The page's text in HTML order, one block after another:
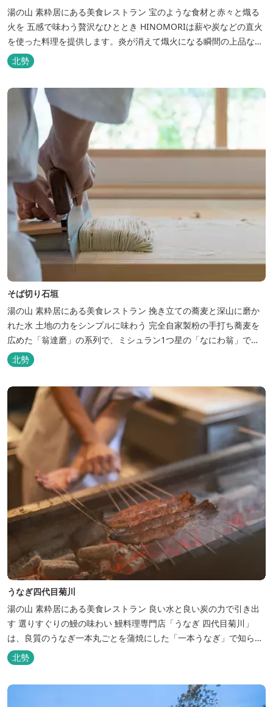
湯の山 素粋居にある美食レストラン 宝のような食材と赤々と熾る
火を 五感で味わう贅沢なひととき HINOMORIは薪や炭などの直火
を使った料理を提供します。炎が消えて熾火になる瞬間の上品な香
りを海産物にまとわせたり、熟成させた上質な牛肉を塊でじっくり
とローストしたり。炎が生み出す味わいの繊細さと豪快さをコース
でお楽しみください。料理監修は、フランスで活躍するシェフ・手
島竜司。探...
北勢
そば切り石垣
湯の山 素粋居にある美食レストラン 挽き立ての蕎麦と深山に磨か
れた水 土地の力をシンプルに味わう 完全自家製粉の手打ち蕎麦を
広めた「翁達磨」の系列で、ミシュラン1つ星の「なにわ翁」で研
鑽を積んだ石垣雄介氏が開業した「そば切り石垣」。 翁伝統の完全
自家製粉による二八蕎麦を踏襲し、蕎麦と酒をシンプルに楽しむ店
天然の水の力...
北勢
うなぎ四代目菊川
湯の山 素粋居にある美食レストラン 良い水と良い炭の力で引き出
す 選りすぐりの鰻の味わい 鰻料理専門店「うなぎ 四代目菊川」
は、良質のうなぎ一本丸ごとを蒲焼にした「一本うなぎ」で知られ
ます。大きさも太さも極上の鰻を厳選し、皮をパリッと焼き上げて
も身質がフワッとやわらかい、贅沢な食感を実現。 鮮度抜群の鰻を
北勢